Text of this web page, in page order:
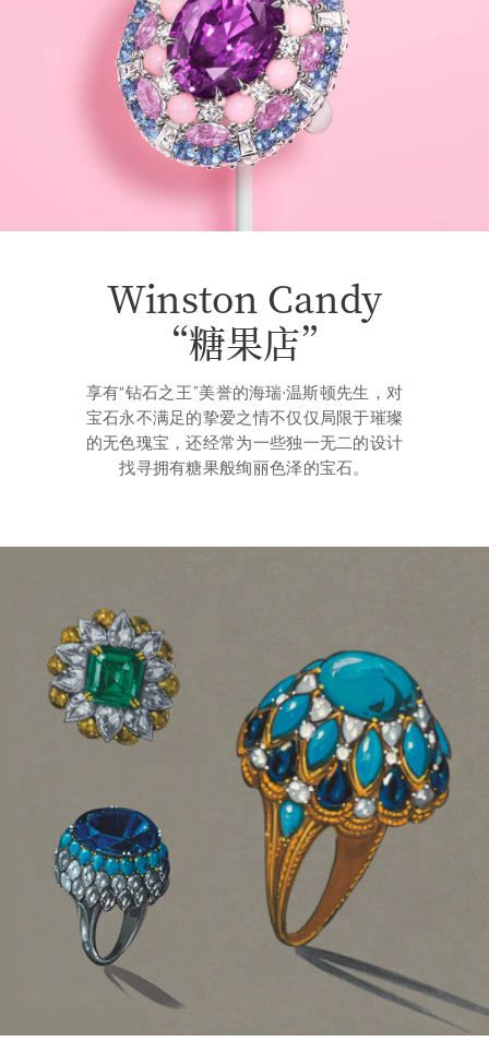
Winston Candy​
“糖 果 店”
享有“钻石之王”美誉的海瑞·温斯顿先生，对
宝石永不满足的挚爱之情不仅仅局限于璀璨
的无色瑰宝，还经常为一些独一无二的设计
找寻拥有糖果般绚丽色泽的宝石。